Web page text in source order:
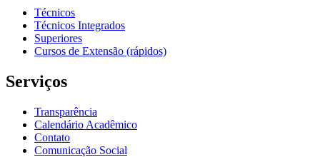
Técnicos
Técnicos Integrados
Superiores
Cursos de Extensão (rápidos)
Serviços
Transparência
Calendário Acadêmico
Contato
Comunicação Social